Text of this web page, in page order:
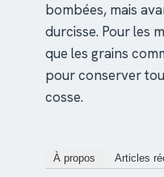
bombées, mais
durcisse. Pour les
que les grains
pour conserver
cosse.
À propos Articles